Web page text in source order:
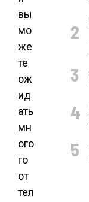
вы
мо
же
те
ож
ид
ать
мн
ого
го
от
тел